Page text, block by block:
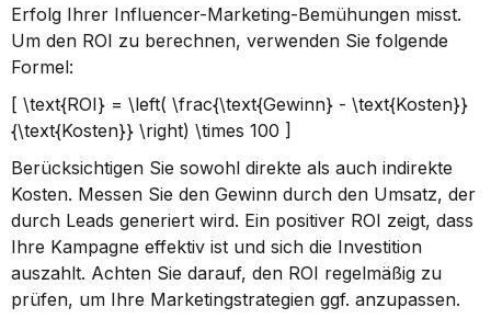
Erfolg Ihrer Influencer-Marketing-Bemühungen misst.
Um den ROI zu berechnen, verwenden Sie folgende
Formel:
[ \text{ROI} = \left( \frac{\text{Gewinn} - \text{Kosten}}
{\text{Kosten}} \right) \times 100 ]
Berücksichtigen Sie sowohl direkte als auch indirekte
Kosten. Messen Sie den Gewinn durch den Umsatz, der
durch Leads generiert wird. Ein positiver ROI zeigt, dass
Ihre Kampagne effektiv ist und sich die Investition
auszahlt. Achten Sie darauf, den ROI regelmäßig zu
prüfen, um Ihre Marketingstrategien ggf. anzupassen.